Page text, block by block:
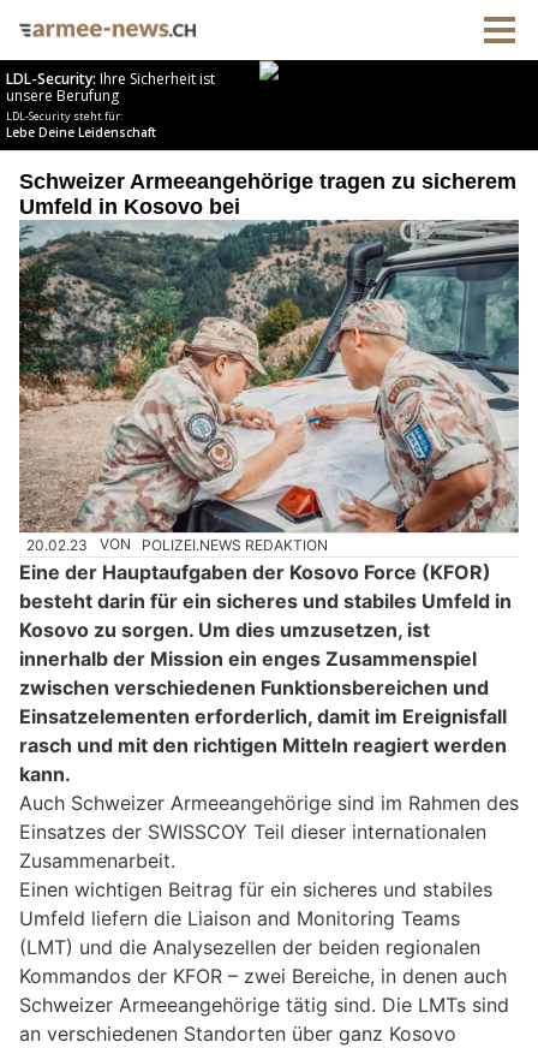
Schweizer Armeeangehörige tragen zu sicherem
Umfeld in Kosovo bei
20.02.23 VON POLIZEI.NEWS REDAKTION
Eine der Hauptaufgaben der Kosovo Force (KFOR)
besteht darin für ein sicheres und stabiles Umfeld in
Kosovo zu sorgen. Um dies umzusetzen, ist
innerhalb der Mission ein enges Zusammenspiel
zwischen verschiedenen Funktionsbereichen und
Einsatzelementen erforderlich, damit im Ereignisfall
rasch und mit den richtigen Mitteln reagiert werden
kann.
Auch Schweizer Armeeangehörige sind im Rahmen des
Einsatzes der SWISSCOY Teil dieser internationalen
Zusammenarbeit.
Einen wichtigen Beitrag für ein sicheres und stabiles
Umfeld liefern die Liaison and Monitoring Teams
(LMT) und die Analysezellen der beiden regionalen
Kommandos der KFOR – zwei Bereiche, in denen auch
Schweizer Armeeangehörige tätig sind. Die LMTs sind
an verschiedenen Standorten über ganz Kosovo